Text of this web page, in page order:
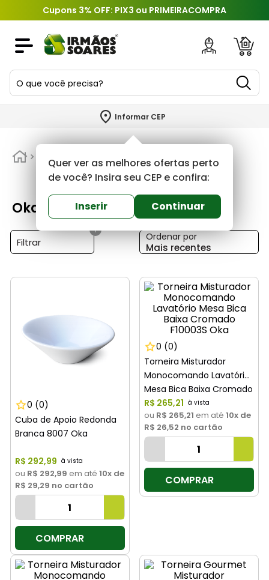
Cupons 3% OFF: PIX3 ou PRIMEIRACOMPRA
O que você precisa?
TERMOS MAIS BUSCADOS
2º
porta
revestimento
telha
6º
argamassa
8º
cimento
10º
Informar CEP
Quer ver as melhores ofertas perto
de você? Insira seu CEP e confira:
Inserir Continuar
Oka
Oka
Ordenar por
Mais recentes
Filtrar
1
0 (0)
Cuba de Apoio Redonda
Branca 8007 Oka
R$ 292,99
ou R$ 292,99 em até 10x de
R$ 29,29 no cartão
COMPRAR
0 (0)
Torneira Misturador
Monocomando Lavatório
Mesa Bica Baixa Cromado
F10003S Oka
R$ 265,21
ou R$ 265,21 em até 10x de
R$ 26,52 no cartão
COMPRAR